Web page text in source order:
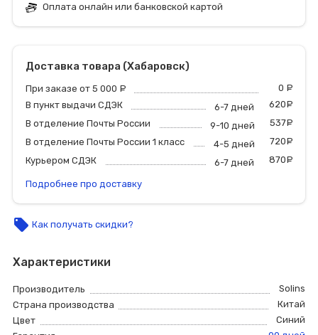
Оплата онлайн или банковской картой
Доставка товара (Хабаровск)
При заказе от 5 000 0
В пункт выдачи СДЭК
6-7 дней 620
В отделение Почты России
9-10 дней 537
В отделение Почты России 1 класс
4-5 дней 720
Курьером СДЭК
6-7 дней 870
Подробнее про доставку
local_offer Как получать скидки?
Характеристики
Производитель
Solins
Страна производства
Китай
Цвет
Синий